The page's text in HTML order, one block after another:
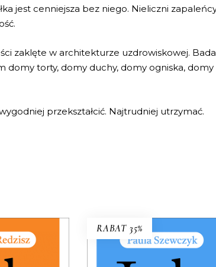
jest cenniejsza bez niego. Nieliczni
zaklęte w architekturze uzdrowiskowej. Bada
domy torty, domy duchy, domy ogniska,
przekształcić. Najtrudniej utrzymać.
RABAT 35%